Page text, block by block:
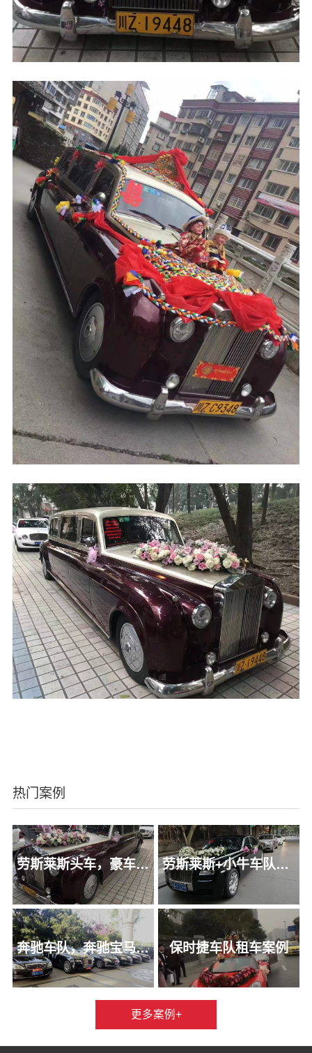
热门案例
劳斯莱斯头车，豪车跑车租车 劳斯莱斯+小牛车队，豪车跑车租车队案例
奔驰车队，奔驰宝马类租车案例 保时捷车队租车案例
更多案例+